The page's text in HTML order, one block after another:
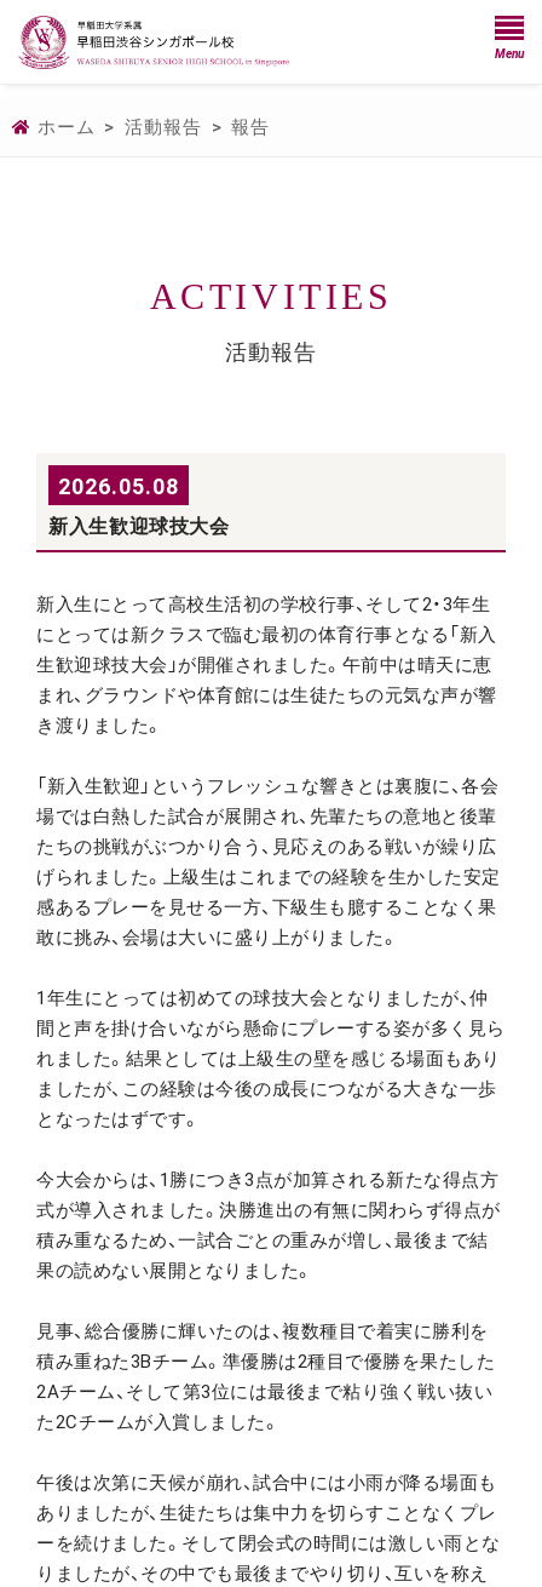
Menu
ホーム >活動報告 >報告
ACTIVITIES
活動報告
2026.05.08
新入生歓迎球技大会
新入生にとって高校生活初の学校行事、そして2・3年生
にとっては新クラスで臨む最初の体育行事となる「新入
生歓迎球技大会」が開催されました。午前中は晴天に恵
まれ、グラウンドや体育館には生徒たちの元気な声が響
き渡りました。
「新入生歓迎」というフレッシュな響きとは裏腹に、各会
場では白熱した試合が展開され、先輩たちの意地と後輩
たちの挑戦がぶつかり合う、見応えのある戦いが繰り広
げられました。上級生はこれまでの経験を生かした安定
感あるプレーを見せる一方、下級生も臆することなく果
敢に挑み、会場は大いに盛り上がりました。
1年生にとっては初めての球技大会となりましたが、仲
間と声を掛け合いながら懸命にプレーする姿が多く見ら
れました。結果としては上級生の壁を感じる場面もあり
ましたが、この経験は今後の成長につながる大きな一歩
となったはずです。
今大会からは、1勝につき3点が加算される新たな得点方
式が導入されました。決勝進出の有無に関わらず得点が
積み重なるため、一試合ごとの重みが増し、最後まで結
果の読めない展開となりました。
見事、総合優勝に輝いたのは、複数種目で着実に勝利を
積み重ねた3Bチーム。準優勝は2種目で優勝を果たした
2Aチーム、そして第3位には最後まで粘り強く戦い抜い
た2Cチームが入賞しました。
午後は次第に天候が崩れ、試合中には小雨が降る場面も
ありましたが、生徒たちは集中力を切らすことなくプレ
ーを続けました。そして閉会式の時間には激しい雨とな
りましたが、その中でも最後までやり切り、互いを称え